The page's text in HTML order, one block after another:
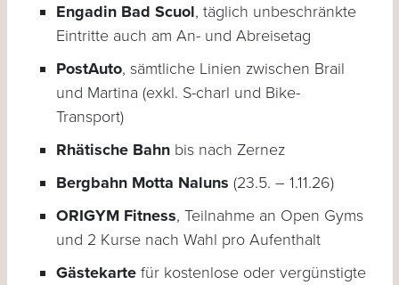
Engadin Bad Scuol, täglich unbeschränkte
Eintritte auch am An- und Abreisetag
PostAuto, sämtliche Linien zwischen Brail
und Martina (exkl. S-charl und Bike-
Transport)
Rhätische Bahnbis nach Zernez
Bergbahn Motta Naluns (23.5. – 1.11.26)
ORIGYM Fitness, Teilnahme an Open Gyms
und 2 Kurse nach Wahl pro Aufenthalt
Gästekartefür kostenlose oder vergünstigte